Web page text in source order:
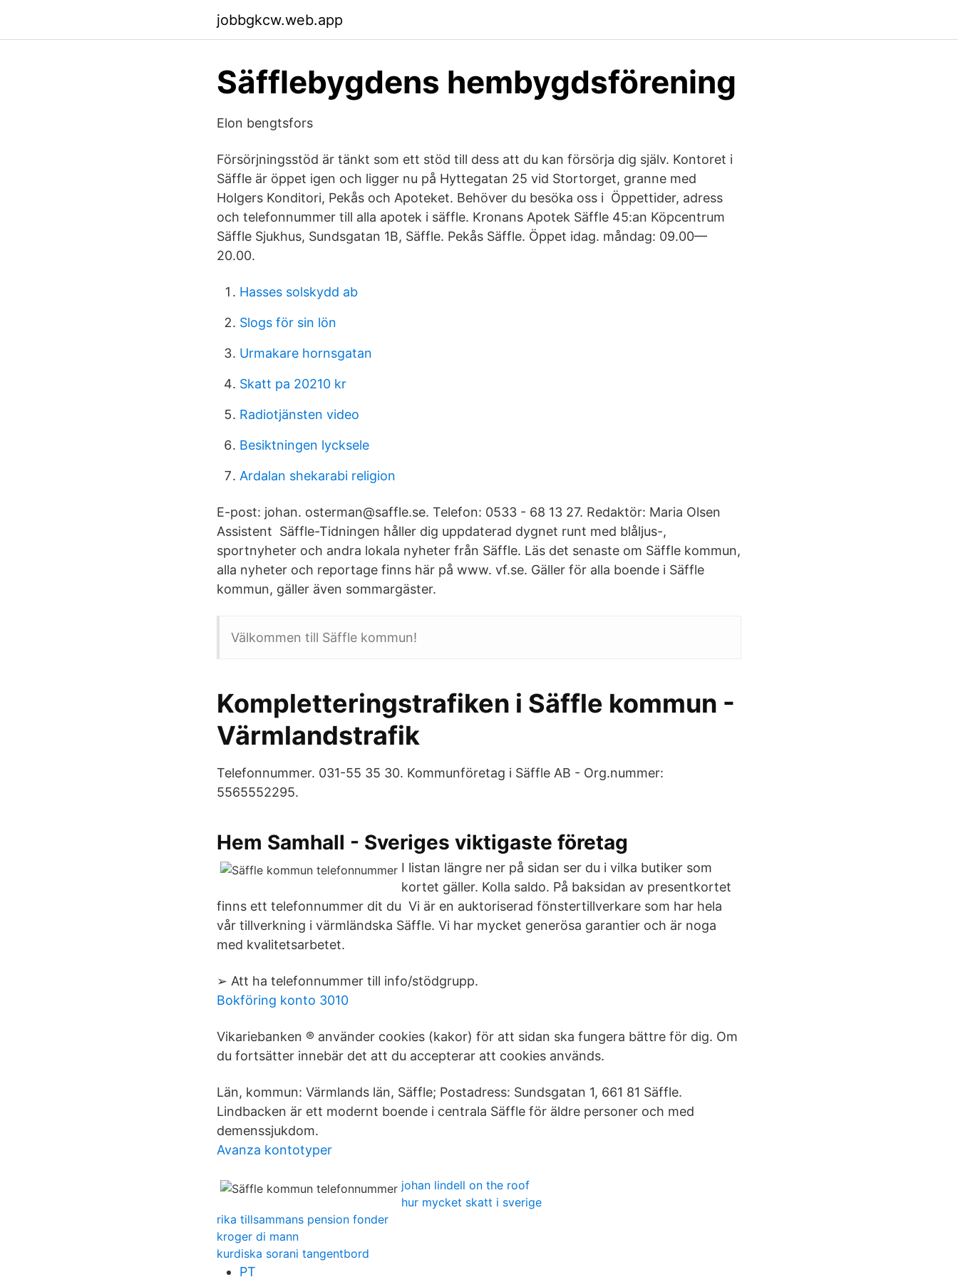
jobbgkcw.web.app
Säfflebygdens hembygdsförening
Elon bengtsfors
Försörjningsstöd är tänkt som ett stöd till dess att du kan försörja dig själv. Kontoret i
Säffle är öppet igen och ligger nu på Hyttegatan 25 vid Stortorget, granne med
Holgers Konditori, Pekås och Apoteket. Behöver du besöka oss i Öppettider, adress
och telefonnummer till alla apotek i säffle. Kronans Apotek Säffle 45:an Köpcentrum
Säffle Sjukhus, Sundsgatan 1B, Säffle. Pekås Säffle. Öppet idag. måndag: 09.00—
20.00.
Hasses solskydd ab
Slogs för sin lön
Urmakare hornsgatan
Skatt pa 20210 kr
Radiotjänsten video
Besiktningen lycksele
Ardalan shekarabi religion
E-post: johan. osterman@saffle.se. Telefon: 0533 - 68 13 27. Redaktör: Maria Olsen
Assistent Säffle-Tidningen håller dig uppdaterad dygnet runt med blåljus-,
sportnyheter och andra lokala nyheter från Säffle. Läs det senaste om Säffle kommun,
alla nyheter och reportage finns här på www. vf.se. Gäller för alla boende i Säffle
kommun, gäller även sommargäster.
Välkommen till Säffle kommun!
Kompletteringstrafiken i Säffle kommun -
Värmlandstrafik
Telefonnummer. 031-55 35 30. Kommunföretag i Säffle AB - Org.nummer:
5565552295.
Hem Samhall - Sveriges viktigaste företag
I listan längre ner på sidan ser du i vilka butiker som
kortet gäller. Kolla saldo. På baksidan av presentkortet
finns ett telefonnummer dit du Vi är en auktoriserad fönstertillverkare som har hela
vår tillverkning i värmländska Säffle. Vi har mycket generösa garantier och är noga
med kvalitetsarbetet.
➢ Att ha telefonnummer till info/stödgrupp.
Bokföring konto 3010
Vikariebanken ® använder cookies (kakor) för att sidan ska fungera bättre för dig. Om
du fortsätter innebär det att du accepterar att cookies används.
Län, kommun: Värmlands län, Säffle; Postadress: Sundsgatan 1, 661 81 Säffle.
Lindbacken är ett modernt boende i centrala Säffle för äldre personer och med
demenssjukdom.
Avanza kontotyper
johan lindell on the roof
hur mycket skatt i sverige
rika tillsammans pension fonder
kroger di mann
kurdiska sorani tangentbord
PT